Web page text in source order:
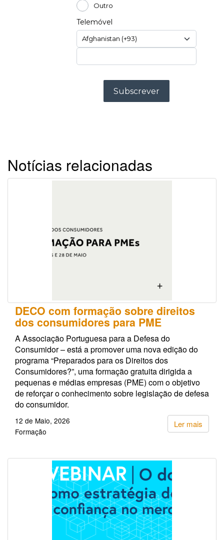
Notícias relacionadas
DECO com formação sobre direitos
dos consumidores para PME
A Associação Portuguesa para a Defesa do
Consumidor – está a promover uma nova edição do
programa “Preparados para os Direitos dos
Consumidores?”, uma formação gratuita dirigida a
pequenas e médias empresas (PME) com o objetivo
de reforçar o conhecimento sobre legislação de defesa
do consumidor.
Ler mais
12 de Maio, 2026
Formação